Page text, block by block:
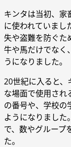
キンタは当初、家
に使われていまし
失や盗難を防ぐた
牛や馬だけでなく
うになりました。
20世紀に入ると、
な場面で使用され
の番号や、学校の
ようになりました
で、数やグループ
た。